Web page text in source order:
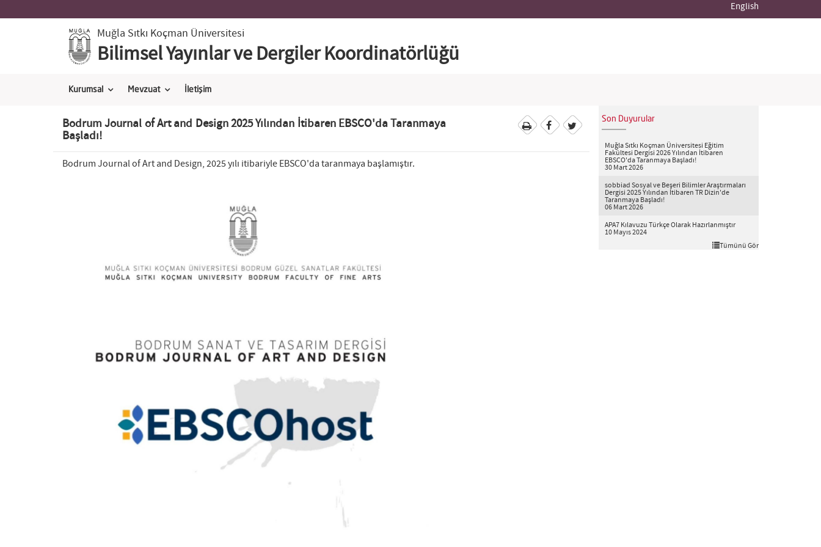
English
Muğla Sıtkı Koçman Üniversitesi
Bilimsel Yayınlar ve Dergiler Koordinatörlüğü
Kurumsal Mevzuat İletişim
Bodrum Journal of Art and Design 2025 Yılından İtibaren EBSCO'da Taranmaya
Başladı!
Bodrum Journal of Art and Design, 2025 yılı itibariyle EBSCO'da taranmaya başlamıştır.
Son Duyurular
Muğla Sıtkı Koçman Üniversitesi Eğitim
Fakültesi Dergisi 2026 Yılından İtibaren
EBSCO'da Taranmaya Başladı!
30 Mart 2026
sobbiad Sosyal ve Beşeri Bilimler Araştırmaları
Dergisi 2025 Yılından İtibaren TR Dizin'de
Taranmaya Başladı!
06 Mart 2026
APA7 Kılavuzu Türkçe Olarak Hazırlanmıştır
10 Mayıs 2024
Tümünü Gör